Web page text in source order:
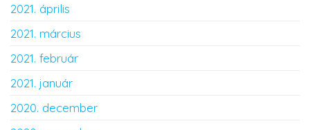
2021. április
2021. március
2021. február
2021. január
2020. december